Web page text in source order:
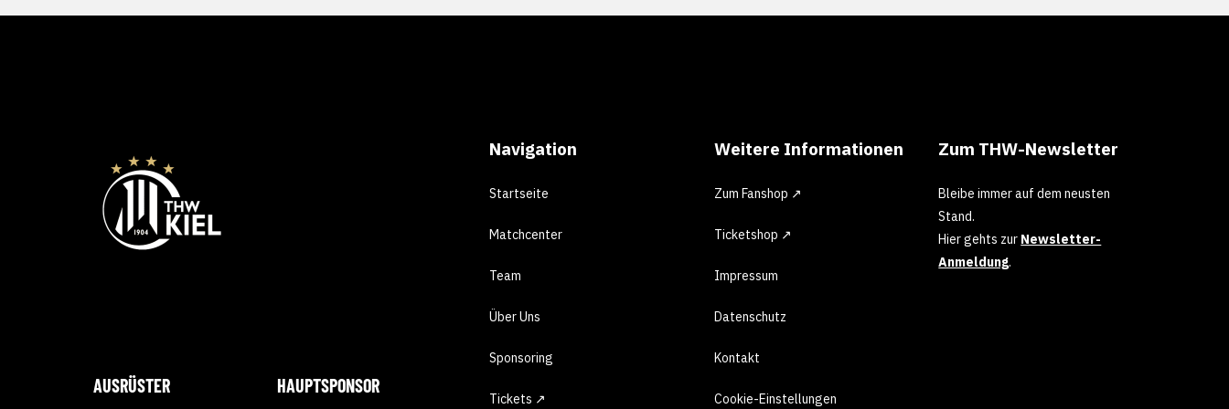
AUSRÜSTER HAUPTSPONSOR
Navigation
Startseite
Matchcenter
Team
Über Uns
Sponsoring
Tickets ↗
Weitere Informationen
Zum Fanshop ↗
Ticketshop ↗
Impressum
Datenschutz
Kontakt
Cookie-Einstellungen
Zum THW-Newsletter
Bleibe immer auf dem neusten
Stand.
Hier gehts zur Newsletter-
Anmeldung.